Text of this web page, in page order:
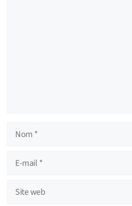
Nom
Site
web